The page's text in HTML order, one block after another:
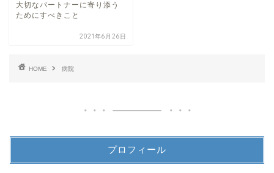
大切なパートナーに寄り添う
ためにすべきこと
2021年6月26日
HOME 病院
プロフィール